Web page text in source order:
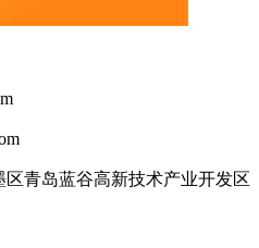
区青岛蓝谷高新技术产业开发区